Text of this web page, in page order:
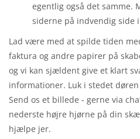
egentlig også det samme.
siderne på indvendig side
Lad være med at spilde tiden
faktura og andre papirer på
og vi kan sjældent give et klart
informationer. Luk i stedet
Send os et billede - gerne via
nederste højre hjørne på din
hjælpe jer.